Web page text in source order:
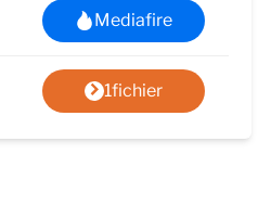
Mediafire
1fichier